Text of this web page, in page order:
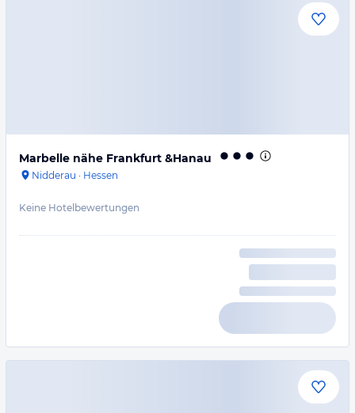
Marbelle nähe Frankfurt &Hanau
Nidderau · Hessen
Keine Hotelbewertungen